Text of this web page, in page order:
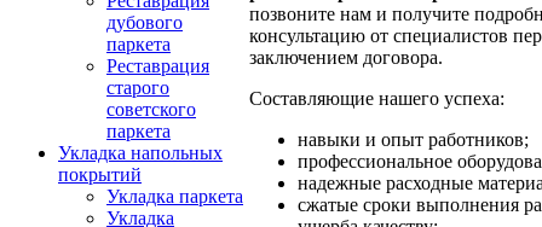
дубового
паркета
Реставрация
старого
советского
паркета
Укладка напольных
покрытий
Укладка паркета
Укладка
позвоните нам и получите
консультацию от специалистов
заключением договора.
Составляющие нашего успеха:
навыки и опыт работников;
профессиональное
надежные расходные
сжатые сроки выполнения